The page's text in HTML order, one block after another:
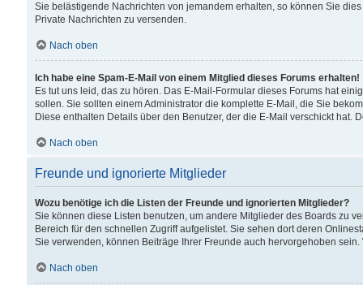
Sie belästigende Nachrichten von jemandem erhalten, so können Sie
Private Nachrichten zu versenden.
Nach oben
Ich habe eine Spam-E-Mail von einem Mitglied dieses Forums erhalten!
Es tut uns leid, das zu hören. Das E-Mail-Formular dieses Forums hat
sollen. Sie sollten einem Administrator die komplette E-Mail, die Sie
Diese enthalten Details über den Benutzer, der die E-Mail verschickt hat.
Nach oben
Freunde und ignorierte Mitglieder
Wozu benötige ich die Listen der Freunde und ignorierten Mitglieder?
Sie können diese Listen benutzen, um andere Mitglieder des Boards zu
Bereich für den schnellen Zugriff aufgelistet. Sie sehen dort deren
Sie verwenden, können Beiträge Ihrer Freunde auch hervorgehoben
Nach oben